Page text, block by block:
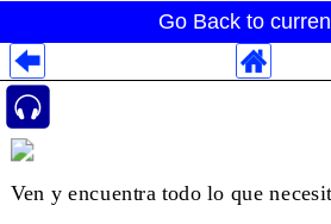
Go Back to
Ven y encuentra todo lo que
Despliegues Analytics
Despliegues Totales
Despliegues por Rubros